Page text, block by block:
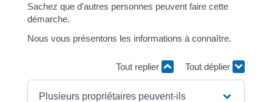
Sachez que d'autres personnes peuvent faire cette
démarche.
Nous vous présentons les informations à connaître.
Tout replier Tout déplier
Plusieurs propriétaires peuvent-ils